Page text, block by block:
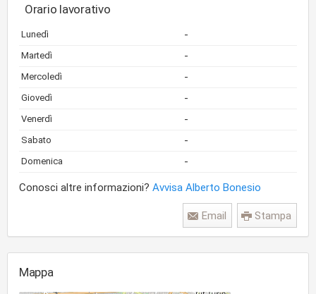
Orario lavorativo
Lunedì -
Martedì -
Mercoledì -
Giovedì -
Venerdì -
Sabato -
Domenica -
Conosci altre informazioni? Avvisa Alberto Bonesio
Stampa
Email
Mappa